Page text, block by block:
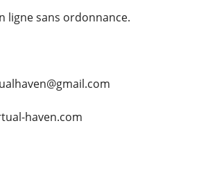
ligne sans ordonnance.
haven.com